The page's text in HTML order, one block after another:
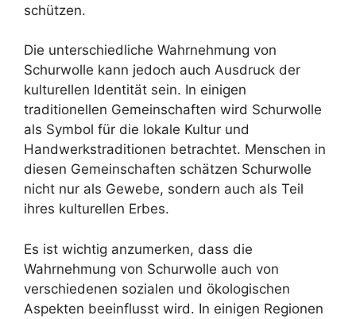
schützen.
Die unterschiedliche Wahrnehmung von
Schurwolle kann jedoch auch Ausdruck der
kulturellen Identität sein. In einigen
traditionellen Gemeinschaften wird Schurwolle
als Symbol für die lokale Kultur und
Handwerkstraditionen betrachtet. Menschen in
diesen Gemeinschaften schätzen Schurwolle
nicht nur als Gewebe, sondern auch als Teil
ihres kulturellen Erbes.
Es ist wichtig anzumerken, dass die
Wahrnehmung von Schurwolle auch von
verschiedenen sozialen und ökologischen
Aspekten beeinflusst wird. In einigen Regionen